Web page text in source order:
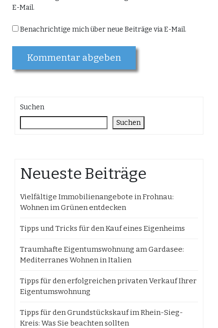
E-Mail.
Benachrichtige mich über neue Beiträge via E-Mail.
Suchen
Suchen
Neueste Beiträge
Vielfältige Immobilienangebote in Frohnau:
Wohnen im Grünen entdecken
Tipps und Tricks für den Kauf eines Eigenheims
Traumhafte Eigentumswohnung am Gardasee:
Mediterranes Wohnen in Italien
Tipps für den erfolgreichen privaten Verkauf Ihrer
Eigentumswohnung
Tipps für den Grundstückskauf im Rhein-Sieg-
Kreis: Was Sie beachten sollten